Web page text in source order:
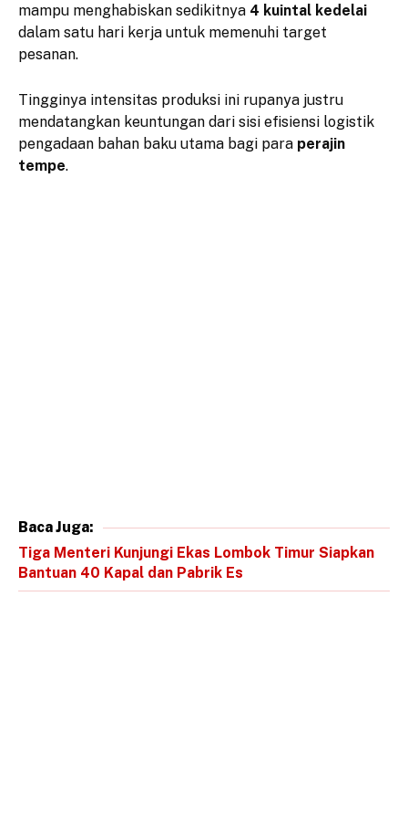
mampu menghabiskan sedikitnya 4 kuintal kedelai
dalam satu hari kerja untuk memenuhi target
pesanan.
​Tingginya intensitas produksi ini rupanya justru
mendatangkan keuntungan dari sisi efisiensi logistik
pengadaan bahan baku utama bagi para perajin
tempe.
Baca Juga:
Tiga Menteri Kunjungi Ekas Lombok Timur Siapkan
Bantuan 40 Kapal dan Pabrik Es